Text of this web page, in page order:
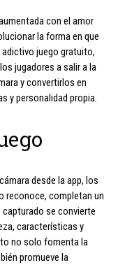
con el amor
la forma en que
juego gratuito,
jugadores a salir a la
y convertirlos en
y personalidad propia.
desde la app, los
reconoce, completan un
se convierte
características y
no solo fomenta la
promueve la